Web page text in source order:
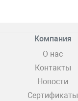
Компания
О нас
Контакты
Новости
Сертификаты